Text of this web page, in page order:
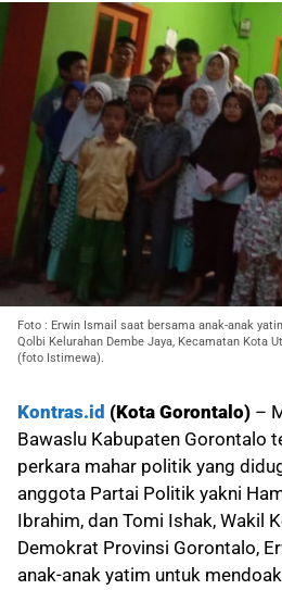
Foto : Erwin Ismail saat bersama anak-anak
Qolbi Kelurahan Dembe Jaya, Kecamatan Kota
(foto Istimewa).
Kontras.id (Kota Gorontalo) –
Bawaslu Kabupaten Gorontalo
perkara mahar politik yang
anggota Partai Politik yakni
Ibrahim, dan Tomi Ishak, Wakil
Demokrat Provinsi Gorontalo,
anak-anak yatim untuk